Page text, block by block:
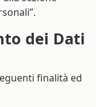
dei Dati
finalità ed